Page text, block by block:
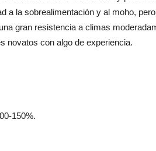
a la sobrealimentación y al moho,
gran resistencia a climas
novatos con algo de experiencia.
150%.